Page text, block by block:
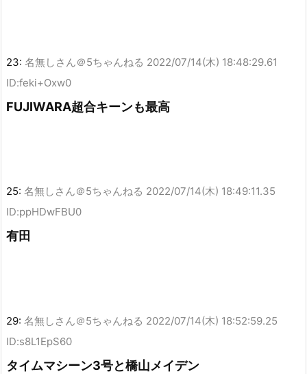
23: 名無しさん＠5ちゃんねる 2022/07/14(木) 18:48:29.61
ID:feki+Oxw0
FUJIWARA超合キーンも最高
25: 名無しさん＠5ちゃんねる 2022/07/14(木) 18:49:11.35
ID:ppHDwFBU0
有田
29: 名無しさん＠5ちゃんねる 2022/07/14(木) 18:52:59.25
ID:s8L1EpS60
タイムマシーン3号と橋山メイデン